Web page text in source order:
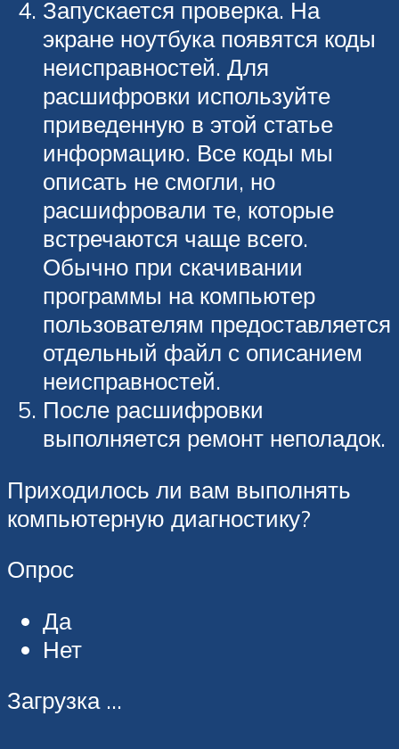
Запускается проверка. На
экране ноутбука появятся коды
неисправностей. Для
расшифровки используйте
приведенную в этой статье
информацию. Все коды мы
описать не смогли, но
расшифровали те, которые
встречаются чаще всего.
Обычно при скачивании
программы на компьютер
пользователям предоставляется
отдельный файл с описанием
неисправностей.
После расшифровки
выполняется ремонт неполадок.
Приходилось ли вам выполнять
компьютерную диагностику?
Опрос
Да
Нет
Загрузка …